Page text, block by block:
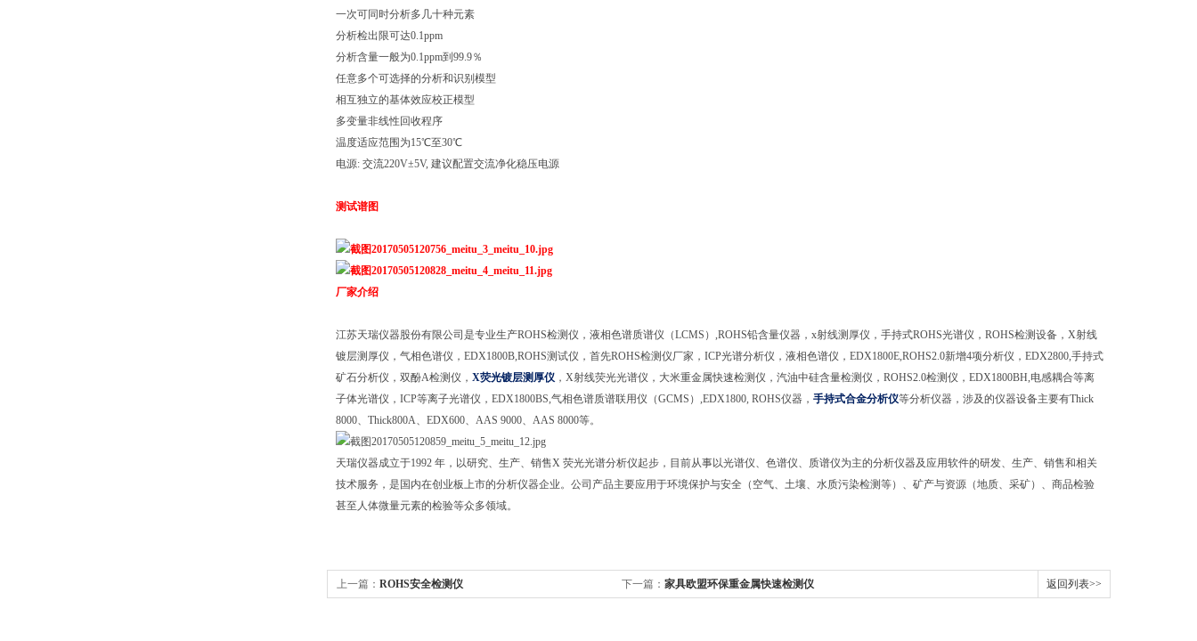
一次可同时分析多几十种元素
分析检出限可达0.1ppm
分析含量一般为0.1ppm到99.9％
任意多个可选择的分析和识别模型
相互独立的基体效应校正模型
多变量非线性回收程序
温度适应范围为15℃至30℃
电源: 交流220V±5V, 建议配置交流净化稳压电源
测试谱图
厂家介绍
江苏天瑞仪器股份有限公司是专业生产ROHS检测仪，液相色谱质谱仪（LCMS）,ROHS铅含量仪器，x射线测厚仪，手持式ROHS光谱仪，ROHS检测设备，X射线
镀层测厚仪，气相色谱仪，EDX1800B,ROHS测试仪，首先ROHS检测仪厂家，ICP光谱分析仪，液相色谱仪，EDX1800E,ROHS2.0新增4项分析仪，EDX2800,手持式
矿石分析仪，双酚A检测仪， X荧光镀层测厚仪 ，X射线荧光光谱仪，大米重金属快速检测仪，汽油中硅含量检测仪，ROHS2.0检测仪，EDX1800BH,电感耦合等离
子体光谱仪，ICP等离子光谱仪，EDX1800BS,气相色谱质谱联用仪（GCMS）,EDX1800, ROHS仪器， 手持式合金分析仪等分析仪器，涉及的仪器设备主要有Thick
8000、Thick800A、EDX600、AAS 9000、AAS 8000等。
天瑞仪器成立于1992 年，以研究、生产、销售X 荧光光谱分析仪起步，目前从事以光谱仪、色谱仪、质谱仪为主的分析仪器及应用软件的研发、生产、销售和相关
技术服务，是国内在创业板上市的分析仪器企业。公司产品主要应用于环境保护与安全（空气、土壤、水质污染检测等）、矿产与资源（地质、采矿）、商品检验
甚至人体微量元素的检验等众多领域。
上一篇： ROHS安全检测仪 下一篇： 家具欧盟环保重金属快速检测仪 返回列表>>